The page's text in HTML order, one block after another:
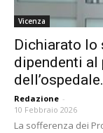
Vicenza
Dichiarato lo
dipendenti
Redazione -
10 Febbraio 2026
La sofferenza dei